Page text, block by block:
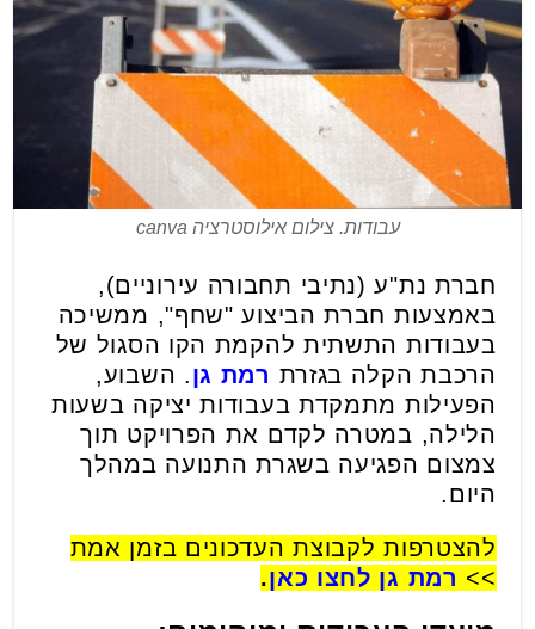
עבודות. צילום אילוסטרציה canva
חברת נת"ע (נתיבי תחבורה עירוניים),
באמצעות חברת הביצוע "שחף", ממשיכה
בעבודות התשתית להקמת הקו הסגול של
הרכבת הקלה בגזרת רמת גן. השבוע,
הפעילות מתמקדת בעבודות יציקה בשעות
הלילה, במטרה לקדם את הפרויקט תוך
צמצום הפגיעה בשגרת התנועה במהלך
היום.
להצטרפות לקבוצת העדכונים בזמן אמת
>> רמת גן לחצו כאן.